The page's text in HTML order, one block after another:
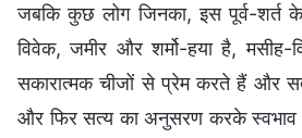
जबकि कुछ लोग जिनका, इस पूर्व-शर्त
विवेक, जमीर और शर्मो-हया है, मसीह-
सकारात्मक चीजों से प्रेम करते हैं और
और फिर सत्य का अनुसरण करके स्वभाव